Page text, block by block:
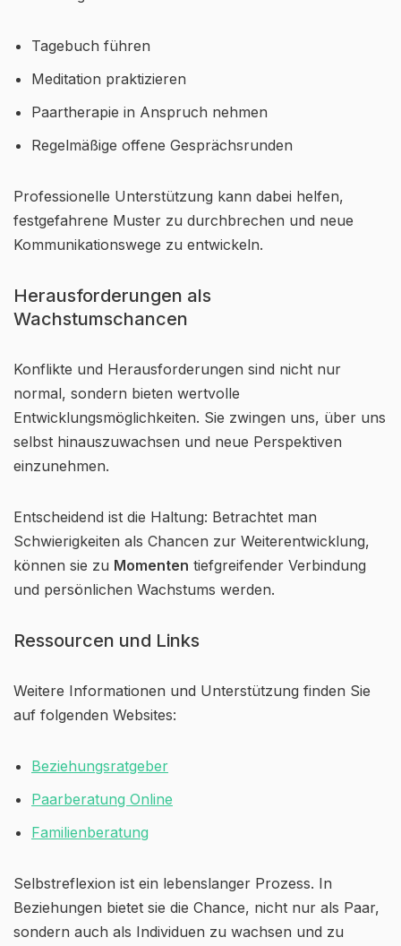
Tagebuch führen
Meditation praktizieren
Paartherapie in Anspruch nehmen
Regelmäßige offene Gesprächsrunden
Professionelle Unterstützung kann dabei helfen,
festgefahrene Muster zu durchbrechen und neue
Kommunikationswege zu entwickeln.
Herausforderungen als
Wachstumschancen
Konflikte und Herausforderungen sind nicht nur
normal, sondern bieten wertvolle
Entwicklungsmöglichkeiten. Sie zwingen uns, über uns
selbst hinauszuwachsen und neue Perspektiven
einzunehmen.
Entscheidend ist die Haltung: Betrachtet man
Schwierigkeiten als Chancen zur Weiterentwicklung,
können sie zu Momenten tiefgreifender Verbindung
und persönlichen Wachstums werden.
Ressourcen und Links
Weitere Informationen und Unterstützung finden Sie
auf folgenden Websites:
Beziehungsratgeber
Paarberatung Online
Familienberatung
Selbstreflexion ist ein lebenslanger Prozess. In
Beziehungen bietet sie die Chance, nicht nur als Paar,
sondern auch als Individuen zu wachsen und zu